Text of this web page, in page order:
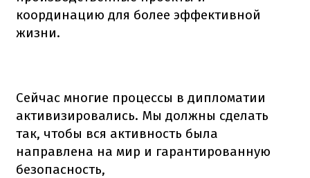
координацию для более эффективной
жизни.
Сейчас многие процессы в дипломатии
активизировались. Мы должны сделать
так, чтобы вся активность была
направлена на мир и гарантированную
безопасность,